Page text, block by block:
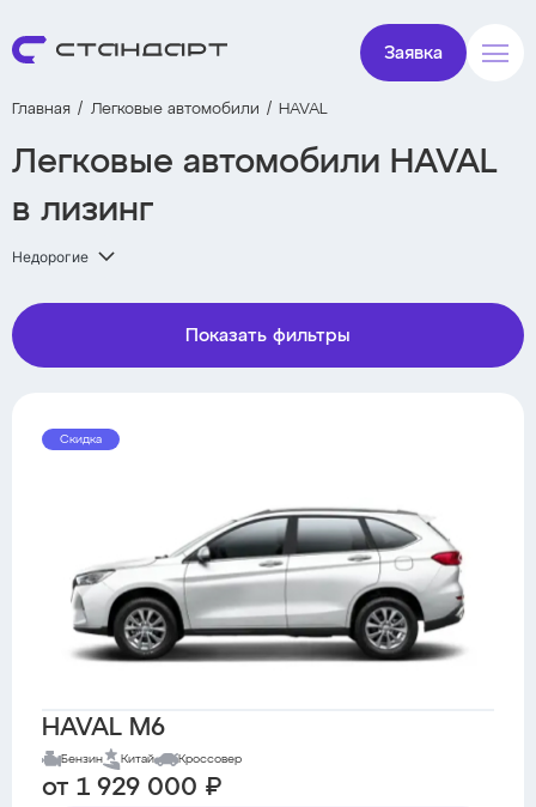
Заявка
Главная Легковые автомобили HAVAL
Легковые автомобили HAVAL
в лизинг
Недорогие
Показать фильтры
Скидка
HAVAL M6
Бензин Китай Кроссовер
от 1 929 000 ₽